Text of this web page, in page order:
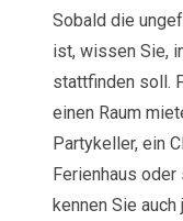
Sobald die
ist, wissen Sie,
stattfinden soll.
einen Raum
Partykeller, ein
Ferienhaus
kennen Sie